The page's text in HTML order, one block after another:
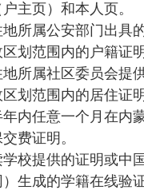
主页）和本人页。
地所属公安部门出具
划范围内的户籍证明
地所属社区委员会提
划范围内的居住证明
年内任意一个月在内
费证明。
学校提供的证明或中
生成的学籍在线验